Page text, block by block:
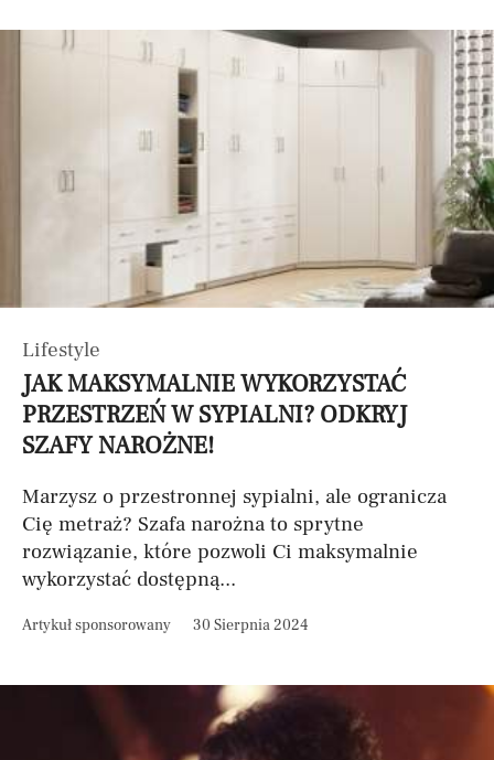
Lifestyle
JAK MAKSYMALNIE WYKORZYSTAĆ
PRZESTRZEŃ W SYPIALNI? ODKRYJ
SZAFY NAROŻNE!
Marzysz o przestronnej sypialni, ale ogranicza
Cię metraż? Szafa narożna to sprytne
rozwiązanie, które pozwoli Ci maksymalnie
wykorzystać dostępną...
Artykuł sponsorowany 30 Sierpnia 2024